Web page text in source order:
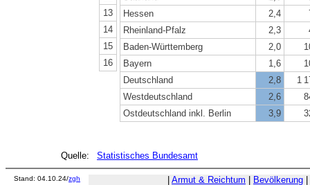
13
14
15
16
Hessen
2,4
Rheinland-Pfalz
2,3
Baden-Württemberg
2,0
Bayern
1,6
Deutschland
2,8
1
Westdeutschland
2,6
Ostdeutschland inkl. Berlin
3,9
Quelle: Statistisches Bundesamt
Stand: 04.10.24/zgh Armut & Reichtum Bevölkerung